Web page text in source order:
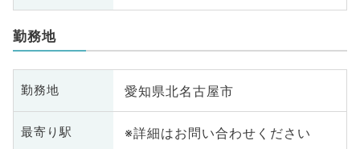
勤務地
勤務地 愛知県北名古屋市
最寄り駅 ※詳細はお問い合わせください